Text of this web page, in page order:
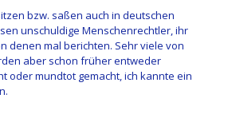
bzw. saßen auch in deutschen
unschuldige Menschenrechtler, ihr
denen mal berichten. Sehr viele von
aber schon früher entweder
oder mundtot gemacht, ich kannte ein